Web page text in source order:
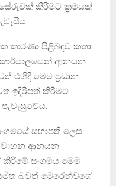
කිරීමට ක්‍රමයක්
පිළිබඳව කතා
ආනයන
එහිදී මෙම ප්‍රධාන
ඉදිරිපත් කිරීමට
සභාපති ලෙස
වාහන ආනයන
සංගමය මෙම
බවත් මෙරෙන්ච්ගේ